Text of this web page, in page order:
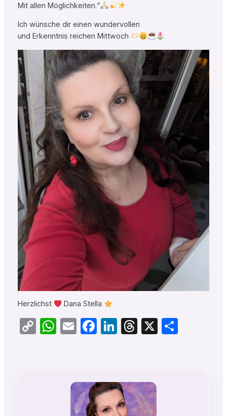
Mit allen Möglichkeiten.“
Ich wünsche dir einen wundervollen
und Erkenntnis reichen Mittwoch
Herzlichst Dana Stella
CopyWhatsApp
EmailFacebook
LinkedIn
Threads
X Teilen